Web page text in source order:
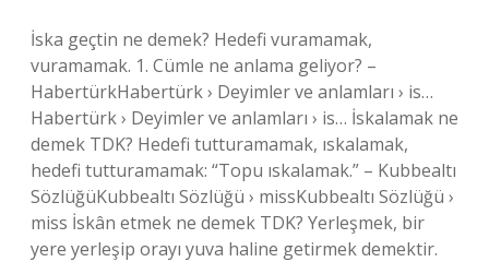
İska geçtin ne demek? Hedefi vuramamak,
vuramamak. 1. Cümle ne anlama geliyor? –
HabertürkHabertürk › Deyimler ve anlamları › is…
Habertürk › Deyimler ve anlamları › is… İskalamak ne
demek TDK? Hedefi tutturamamak, ıskalamak,
hedefi tutturamamak: “Topu ıskalamak.” – Kubbealtı
SözlüğüKubbealtı Sözlüğü › missKubbealtı Sözlüğü ›
miss İskân etmek ne demek TDK? Yerleşmek, bir
yere yerleşip orayı yuva haline getirmek demektir.